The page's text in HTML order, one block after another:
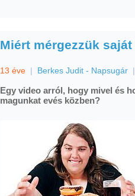
Miért mérgezzük
13 éve | Berkes Judit - Napsugár
Egy video arról, hogy mivel és
magunkat evés közben?